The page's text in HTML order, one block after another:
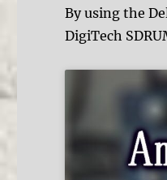
By using the
DigiTech